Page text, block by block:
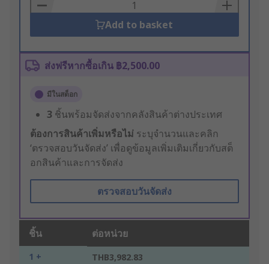
Basket
Add to basket
ส่งฟรีหากซื้อเกิน ฿2,500.00
มีในสต็อก
3 ชิ้นพร้อมจัดส่งจากคลังสินค้าต่างประเทศ
ต้องการสินค้าเพิ่มหรือไม่ ระบุจำนวนและคลิก
‘ตรวจสอบวันจัดส่ง’ เพื่อดูข้อมูลเพิ่มเติมเกี่ยวกับสต็
อกสินค้าและการจัดส่ง
ตรวจสอบวันจัดส่ง
ชิ้น ต่อหน่วย
1 + THB3,982.83